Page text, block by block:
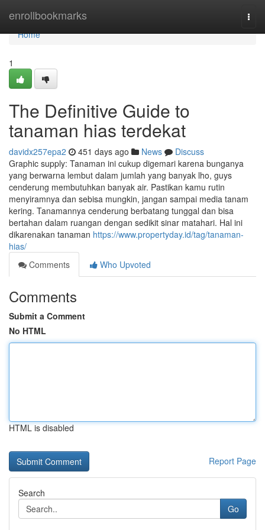
enrollbookmarks
Home
Home
1
The Definitive Guide to
tanaman hias terdekat
davidx257epa2 451 days ago News
Discuss
Graphic supply: Tanaman ini cukup digemari karena bunganya
yang berwarna lembut dalam jumlah yang banyak lho, guys
cenderung membutuhkan banyak air. Pastikan kamu rutin
menyiramnya dan sebisa mungkin, jangan sampai media tanam
kering. Tanamannya cenderung berbatang tunggal dan bisa
bertahan dalam ruangan dengan sedikit sinar matahari. Hal ini
dikarenakan tanaman https://www.propertyday.id/tag/tanaman-
hias/
Comments
Who Upvoted
Comments
Submit a Comment
No HTML
HTML is disabled
Report Page
Search
Go